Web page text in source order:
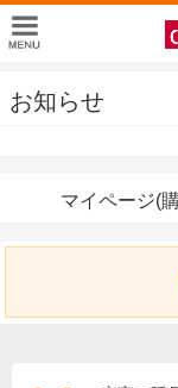
お知らせ
マイページ(